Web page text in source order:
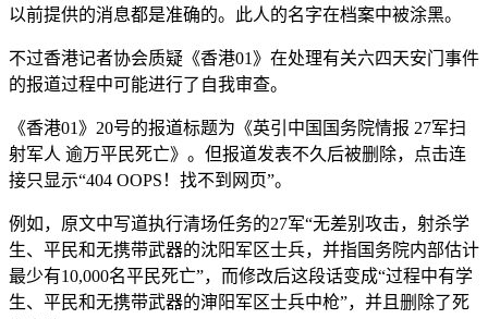
以前提供的消息都是准确的。此人的名字在档案中被涂黑。
不过香港记者协会质疑《香港01》在处理有关六四天安门事件
的报道过程中可能进行了自我审查。
《香港01》20号的报道标题为《英引中国国务院情报 27军扫
射军人 逾万平民死亡》。但报道发表不久后被删除，点击连
接只显示“404 OOPS！找不到网页”。
例如，原文中写道执行清场任务的27军“无差别攻击，射杀学
生、平民和无携带武器的沈阳军区士兵，并指国务院内部估计
最少有10,000名平民死亡”，而修改后这段话变成“过程中有学
生、平民和无携带武器的渖阳军区士兵中枪”，并且删除了死